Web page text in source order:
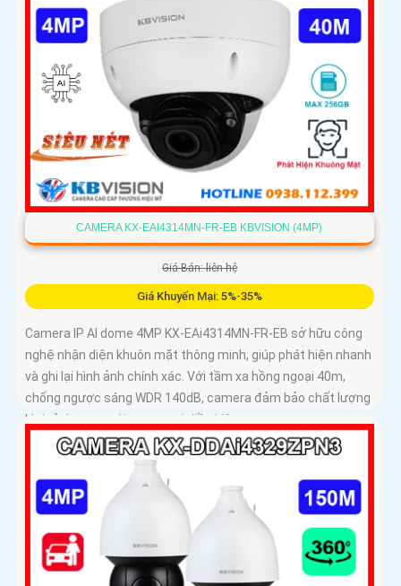
CAMERA KX-EAI4314MN-FR-EB KBVISION (4MP)
Giá Bán: liên hệ
Giá Khuyến Mại: 5%-35%
Camera IP AI dome 4MP KX-EAi4314MN-FR-EB sở hữu công
nghệ nhận diện khuôn mặt thông minh, giúp phát hiện nhanh
và ghi lại hình ảnh chính xác. Với tầm xa hồng ngoại 40m,
chống ngược sáng WDR 140dB, camera đảm bảo chất lượng
hình ảnh vượt trội trong mọi điều kiện